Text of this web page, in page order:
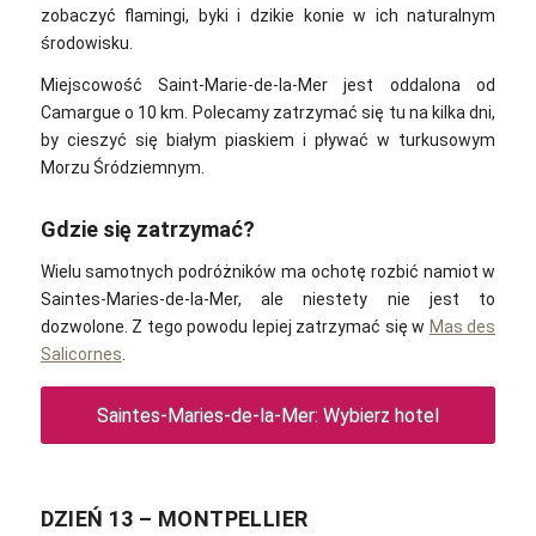
zobaczyć flamingi, byki i dzikie konie w ich naturalnym
środowisku.
Miejscowość Saint-Marie-de-la-Mer jest oddalona od
Camargue o 10 km. Polecamy zatrzymać się tu na kilka dni,
by cieszyć się białym piaskiem i pływać w turkusowym
Morzu Śródziemnym.
Gdzie się zatrzymać?
Wielu samotnych podróżników ma ochotę rozbić namiot w
Saintes-Maries-de-la-Mer, ale niestety nie jest to
dozwolone. Z tego powodu lepiej zatrzymać się w Mas des
Salicornes.
Saintes-Maries-de-la-Mer: Wybierz hotel
DZIEŃ 13 – MONTPELLIER